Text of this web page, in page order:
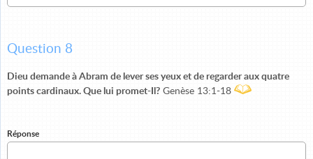
Question 8
Dieu demande à Abram de lever ses yeux et de regarder aux quatre
points cardinaux. Que lui promet-Il? Genèse 13:1-18
Réponse